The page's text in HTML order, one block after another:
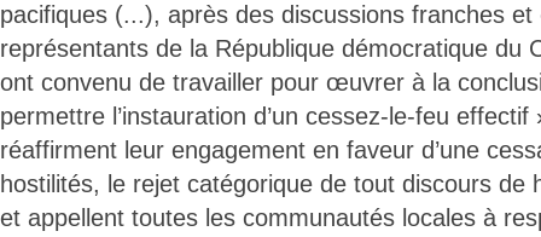
pacifiques (...), après des discussions franches
représentants de la République démocratique du
ont convenu de travailler pour œuvrer à la
permettre l’instauration d’un cessez-le-feu
réaffirment leur engagement en faveur d’une
hostilités, le rejet catégorique de tout discours de
et appellent toutes les communautés locales à